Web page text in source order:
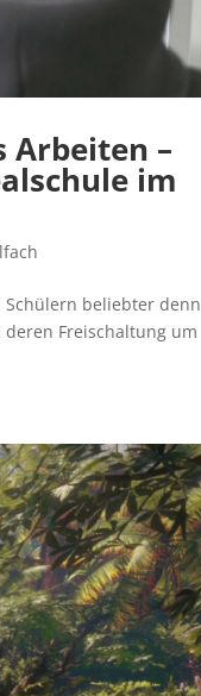
Arbeiten –
im
Schülern beliebter denn
Freischaltung um